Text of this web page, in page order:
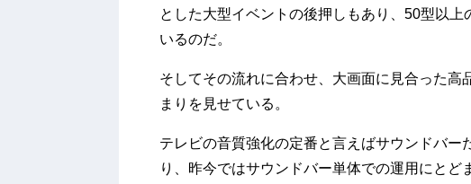
とした大型イベントの後押しもあり、50型以
いるのだ。
そしてその流れに合わせ、大画面に見合った高
まりを見せている。
テレビの音質強化の定番と言えばサウンドバー
り、昨今ではサウンドバー単体での運用にと